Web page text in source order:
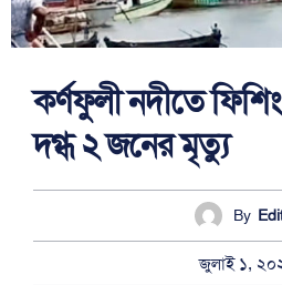
কর্ণফুলী নদীতে
দগ্ধ ২ জনের মৃত্যু
By
জুলাই ১,